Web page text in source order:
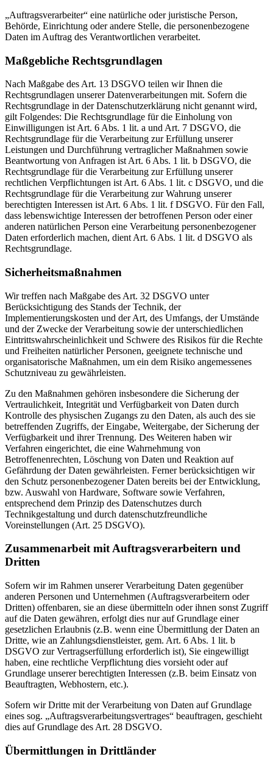
„Auftragsverarbeiter“ eine natürliche oder juristische Person,
Behörde, Einrichtung oder andere Stelle, die personenbezogene
Daten im Auftrag des Verantwortlichen verarbeitet.
Maßgebliche Rechtsgrundlagen
Nach Maßgabe des Art. 13 DSGVO teilen wir Ihnen die
Rechtsgrundlagen unserer Datenverarbeitungen mit. Sofern die
Rechtsgrundlage in der Datenschutzerklärung nicht genannt wird,
gilt Folgendes: Die Rechtsgrundlage für die Einholung von
Einwilligungen ist Art. 6 Abs. 1 lit. a und Art. 7 DSGVO, die
Rechtsgrundlage für die Verarbeitung zur Erfüllung unserer
Leistungen und Durchführung vertraglicher Maßnahmen sowie
Beantwortung von Anfragen ist Art. 6 Abs. 1 lit. b DSGVO, die
Rechtsgrundlage für die Verarbeitung zur Erfüllung unserer
rechtlichen Verpflichtungen ist Art. 6 Abs. 1 lit. c DSGVO, und die
Rechtsgrundlage für die Verarbeitung zur Wahrung unserer
berechtigten Interessen ist Art. 6 Abs. 1 lit. f DSGVO. Für den Fall,
dass lebenswichtige Interessen der betroffenen Person oder einer
anderen natürlichen Person eine Verarbeitung personenbezogener
Daten erforderlich machen, dient Art. 6 Abs. 1 lit. d DSGVO als
Rechtsgrundlage.
Sicherheitsmaßnahmen
Wir treffen nach Maßgabe des Art. 32 DSGVO unter
Berücksichtigung des Stands der Technik, der
Implementierungskosten und der Art, des Umfangs, der Umstände
und der Zwecke der Verarbeitung sowie der unterschiedlichen
Eintrittswahrscheinlichkeit und Schwere des Risikos für die Rechte
und Freiheiten natürlicher Personen, geeignete technische und
organisatorische Maßnahmen, um ein dem Risiko angemessenes
Schutzniveau zu gewährleisten.
Zu den Maßnahmen gehören insbesondere die Sicherung der
Vertraulichkeit, Integrität und Verfügbarkeit von Daten durch
Kontrolle des physischen Zugangs zu den Daten, als auch des sie
betreffenden Zugriffs, der Eingabe, Weitergabe, der Sicherung der
Verfügbarkeit und ihrer Trennung. Des Weiteren haben wir
Verfahren eingerichtet, die eine Wahrnehmung von
Betroffenenrechten, Löschung von Daten und Reaktion auf
Gefährdung der Daten gewährleisten. Ferner berücksichtigen wir
den Schutz personenbezogener Daten bereits bei der Entwicklung,
bzw. Auswahl von Hardware, Software sowie Verfahren,
entsprechend dem Prinzip des Datenschutzes durch
Technikgestaltung und durch datenschutzfreundliche
Voreinstellungen (Art. 25 DSGVO).
Zusammenarbeit mit Auftragsverarbeitern und
Dritten
Sofern wir im Rahmen unserer Verarbeitung Daten gegenüber
anderen Personen und Unternehmen (Auftragsverarbeitern oder
Dritten) offenbaren, sie an diese übermitteln oder ihnen sonst Zugriff
auf die Daten gewähren, erfolgt dies nur auf Grundlage einer
gesetzlichen Erlaubnis (z.B. wenn eine Übermittlung der Daten an
Dritte, wie an Zahlungsdienstleister, gem. Art. 6 Abs. 1 lit. b
DSGVO zur Vertragserfüllung erforderlich ist), Sie eingewilligt
haben, eine rechtliche Verpflichtung dies vorsieht oder auf
Grundlage unserer berechtigten Interessen (z.B. beim Einsatz von
Beauftragten, Webhostern, etc.).
Sofern wir Dritte mit der Verarbeitung von Daten auf Grundlage
eines sog. „Auftragsverarbeitungsvertrages“ beauftragen, geschieht
dies auf Grundlage des Art. 28 DSGVO.
Übermittlungen in Drittländer